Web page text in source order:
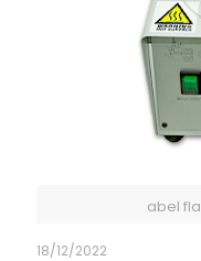
abel
18/12/2022